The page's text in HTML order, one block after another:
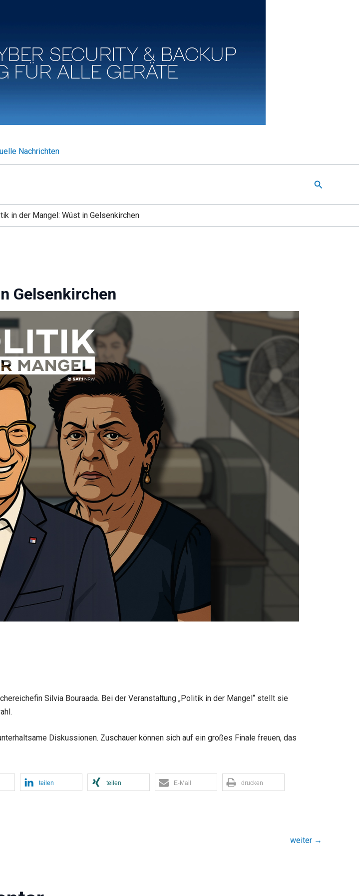
Suchen
in der Mangel: Wüst in Gelsenkirchen
Gelsenkirchen
Silvia Bouraada. Bei der Veranstaltung „Politik in der Mangel“ stellt sie
Diskussionen. Zuschauer können sich auf ein großes Finale freuen, das
teilen teilen E-Mail drucken
weiter →